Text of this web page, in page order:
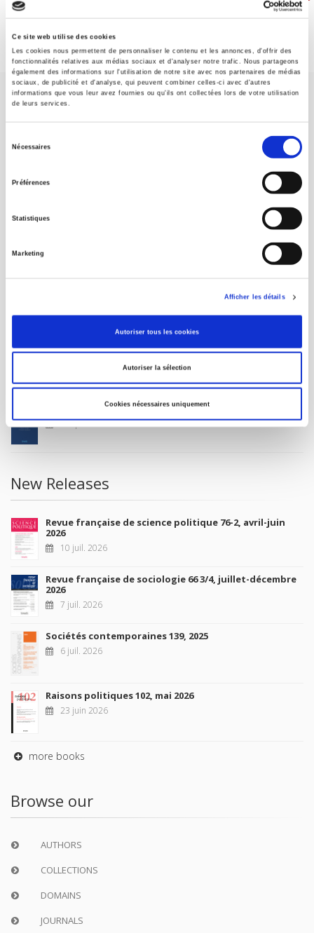
Ce site web utilise des cookies
Les cookies nous permettent de personnaliser le contenu et les annonces, d'offrir des
fonctionnalités relatives aux médias sociaux et d'analyser notre trafic. Nous partageons
également des informations sur l'utilisation de notre site avec nos partenaires de médias
sociaux, de publicité et d'analyse, qui peuvent combiner celles-ci avec d'autres
informations que vous leur avez fournies ou qu'ils ont collectées lors de votre utilisation
de leurs services.
Nécessaires
Préférences
Statistiques
Marketing
Afficher les détails
Autoriser tous les cookies
Autoriser la sélection
Cookies nécessaires uniquement
SCIENCES PO UNIVERSITY PRESS has a threefold role: to publish
original research, to edit reference works for student use, and to
help public and political debate.
FOREIGN RIGHTS
FOR BOOKSHOPS
Future Releases
La France et l'Union européenne
4 sept. 2026
New Releases
Revue française de science politique 76-2, avril-juin
2026
10 juil. 2026
Revue française de sociologie 66 3/4, juillet-décembre
2026
7 juil. 2026
Sociétés contemporaines 139, 2025
6 juil. 2026
Raisons politiques 102, mai 2026
23 juin 2026
more books
Browse our
AUTHORS
COLLECTIONS
DOMAINS
JOURNALS